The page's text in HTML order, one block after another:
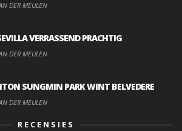
DER MEULEN
VERRASSEND PRACHTIG
DER MEULEN
SUNGMIN PARK WINT BELVEDERE
DER MEULEN
RECENSIES